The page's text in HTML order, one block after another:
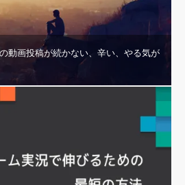
動画投稿が続かない、辛い、やる気が